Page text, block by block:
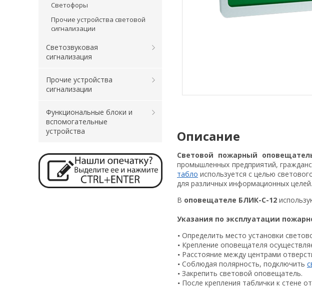
Описание
Световой пожарный
промышленных предприятий,
табло используется с целью
для различных информационных целей.
В оповещателе БЛИК-С-12
Указания по эксплуатации
Определить место установки
Крепление оповещателя
Расстояние между центрами
Соблюдая полярность, подключить
Закрепить световой оповещатель.
После крепления таблички к стене
Светофоры
Прочие устройства световой
сигнализации
Светозвуковая
сигнализация
Прочие устройства
сигнализации
Функциональные блоки и
вспомогательные
устройства